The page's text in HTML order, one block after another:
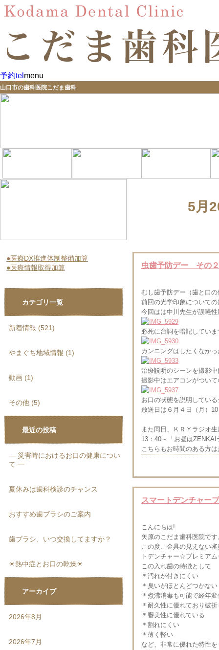
予約tel menu
山口市の歯科医院こだま歯科
5月
虫歯予防デー その２
むし歯予防デー（歯と口
前回の光学印象について
今回はは中川先生が誤嚥
必死に台詞を暗記してい
カンニングはしたくなか
治療説明のシーンを撮影
撮影中はエアコンがつい
お口の状態を説明してい
放送日は６月４日（月）
また同日、ＫＲＹラジオ
13：40～「お昼は
こちらもお時間のある方
スマートデンチャー
こんにちは!
矢原のこだま歯科医院です
この度、金具の見えない
トデンチャー☆プレミア
この入れ歯の特徴として
＊汚れが付きにくい
＊臭いがほとんどつかない
＊煮沸消毒も可能で経年
＊耐久性に優れており破
＊審美性に優れている
＊割れにくい
＊薄く軽い
など、非常に優れた特性
●医療DX推進体制整備加算
●医療情報取得加算
カテゴリ一覧
新着情報 (521)
やまぐち地域情報 (1)
動画 (1)
その他 (5)
最近の投稿
― 災害時におけるお口の健康につい
て ―
夏休みは歯科検診のチャンス
おすすめ歯ブラシのご案内
歯ブラシ、いつ交換してますか？
☀熱中症とお口の乾燥☀
アーカイブ
2026年8月
2026年7月